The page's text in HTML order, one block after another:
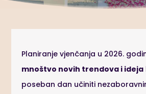
Planiranje vjenčanja u 2026.
mnoštvo novih trendova i ideja
poseban dan učiniti